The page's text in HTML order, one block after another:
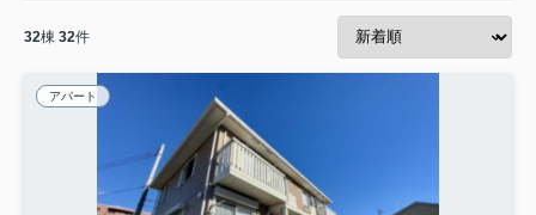
32棟 32件
アパート